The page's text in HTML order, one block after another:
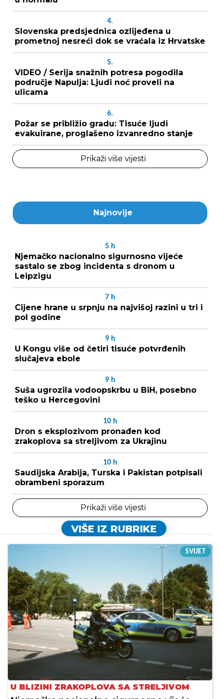
4.
Slovenska predsjednica ozlijeđena u
prometnoj nesreći dok se vraćala iz Hrvatske
5.
VIDEO / Serija snažnih potresa pogodila
područje Napulja: Ljudi noć proveli na
ulicama
6.
Požar se približio gradu: Tisuće ljudi
evakuirane, proglašeno izvanredno stanje
Prikaži više vijesti
Najnovije
5 h
Njemačko nacionalno sigurnosno vijeće
sastalo se zbog incidenta s dronom u
Leipzigu
7 h
Cijene hrane u srpnju na najvišoj razini u tri i
pol godine
9 h
U Kongu više od četiri tisuće potvrđenih
slučajeva ebole
9 h
Suša ugrozila vodoopskrbu u BiH, posebno
teško u Hercegovini
10 h
Dron s eksplozivom pronađen kod
zrakoplova sa streljivom za Ukrajinu
10 h
Saudijska Arabija, Turska i Pakistan potpisali
obrambeni sporazum
Prikaži više vijesti
VIŠE IZ RUBRIKE
SVIJET
U BLIZINI ZRAKOPLOVA SA STRELJIVOM